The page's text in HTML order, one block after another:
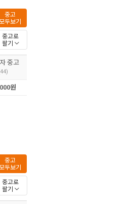
중고
두보기
중고로
팔기
중고
원
중고
두보기
중고로
팔기